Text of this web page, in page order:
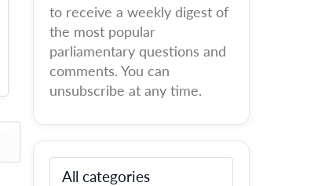
to receive a weekly digest of
the most popular
parliamentary questions and
comments. You can
unsubscribe at any time.
All categories